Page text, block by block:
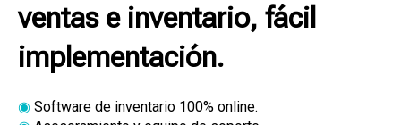
ventas e inventario, fácil
implementación.
◉ Software de inventario 100% online.